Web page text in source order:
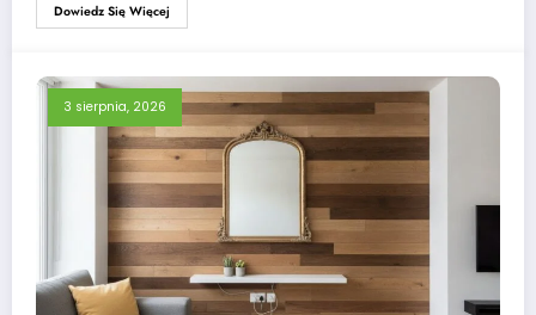
Dowiedz Się Więcej
3 sierpnia, 2026